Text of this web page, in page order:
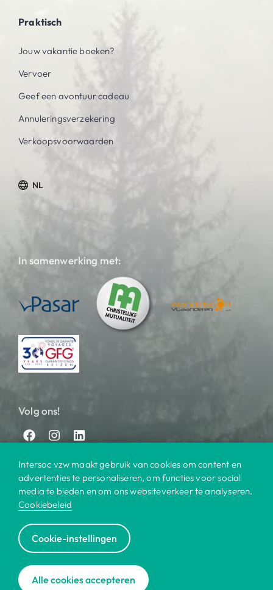
Praktisch
Jouw vakantie boeken?
Vervoer
Geef een avontuur cadeau
Annuleringsverzekering
Verkoopsvoorwaarden
NL
In samenwerking met:
Volg ons!
Bestemmingen | Contact
Cookiebeleid | Disclaimer |
Voor bedrijven
Intersoc vzw maakt gebruik van cookies om content en
advertenties te personaliseren, om functies voor social
media te bieden en om ons websiteverkeer te analyseren.
Cookiebeleid
Cookie-instellingen
Alle cookies accepteren